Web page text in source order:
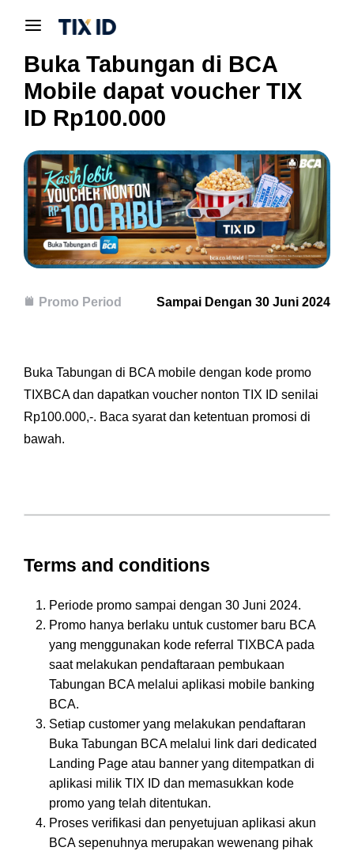
Buka Tabungan di BCA
Mobile dapat voucher TIX
ID Rp100.000
Promo Period Sampai Dengan 30 Juni 2024
Buka Tabungan di BCA mobile dengan kode promo
TIXBCA dan dapatkan voucher nonton TIX ID senilai
Rp100.000,-. Baca syarat dan ketentuan promosi di
bawah.
Terms and conditions
Periode promo sampai dengan 30 Juni 2024.
Promo hanya berlaku untuk customer baru BCA
yang menggunakan kode referral TIXBCA pada
saat melakukan pendaftaraan pembukaan
Tabungan BCA melalui aplikasi mobile banking
BCA.
Setiap customer yang melakukan pendaftaran
Buka Tabungan BCA melalui link dari dedicated
Landing Page atau banner yang ditempatkan di
aplikasi milik TIX ID dan memasukkan kode
promo yang telah ditentukan.
Proses verifikasi dan penyetujuan aplikasi akun
BCA sepenuhnya merupakan wewenang pihak